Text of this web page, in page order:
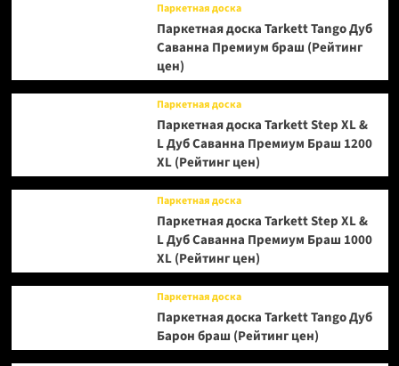
Паркетная доска
Паркетная доска Tarkett Tango Дуб
Саванна Премиум браш (Рейтинг
цен)
Паркетная доска
Паркетная доска Tarkett Step XL &
L Дуб Саванна Премиум Браш 1200
XL (Рейтинг цен)
Паркетная доска
Паркетная доска Tarkett Step XL &
L Дуб Саванна Премиум Браш 1000
XL (Рейтинг цен)
Паркетная доска
Паркетная доска Tarkett Tango Дуб
Барон браш (Рейтинг цен)